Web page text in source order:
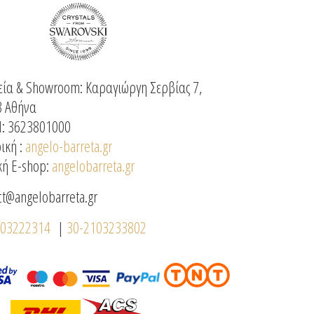
& Showroom: Καραγιώργη Σερβίας 7,
Αθήνα
:angelo-barreta.gr
E-shop: angelobarreta.gr
| 30-2103233802